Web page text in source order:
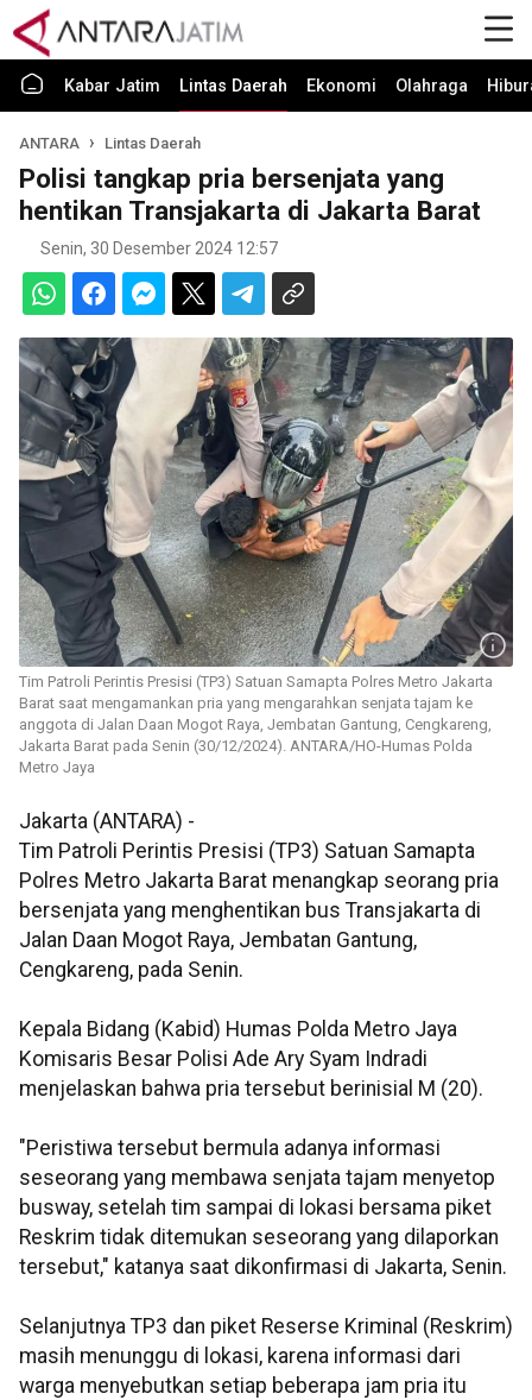
Kabar Jatim Lintas Daerah Ekonomi Olahraga
ANTARA Lintas Daerah
Polisi tangkap pria bersenjata yang
hentikan Transjakarta di Jakarta Barat
Senin, 30 Desember 2024 12:57
Tim Patroli Perintis Presisi (TP3) Satuan Samapta Polres Metro Jakarta
Barat saat mengamankan pria yang mengarahkan senjata tajam ke
anggota di Jalan Daan Mogot Raya, Jembatan Gantung, Cengkareng,
Jakarta Barat pada Senin (30/12/2024). ANTARA/HO-Humas Polda
Metro Jaya
Jakarta (ANTARA) -
Tim Patroli Perintis Presisi (TP3) Satuan Samapta
Polres Metro Jakarta Barat menangkap seorang pria
bersenjata yang menghentikan bus Transjakarta di
Jalan Daan Mogot Raya, Jembatan Gantung,
Cengkareng, pada Senin.
Kepala Bidang (Kabid) Humas Polda Metro Jaya
Komisaris Besar Polisi Ade Ary Syam Indradi
menjelaskan bahwa pria tersebut berinisial M (20).
"Peristiwa tersebut bermula adanya informasi
seseorang yang membawa senjata tajam menyetop
busway, setelah tim sampai di lokasi bersama piket
Reskrim tidak ditemukan seseorang yang dilaporkan
tersebut," katanya saat dikonfirmasi di Jakarta, Senin.
Selanjutnya TP3 dan piket Reserse Kriminal (Reskrim)
masih menunggu di lokasi, karena informasi dari
warga menyebutkan setiap beberapa jam pria itu